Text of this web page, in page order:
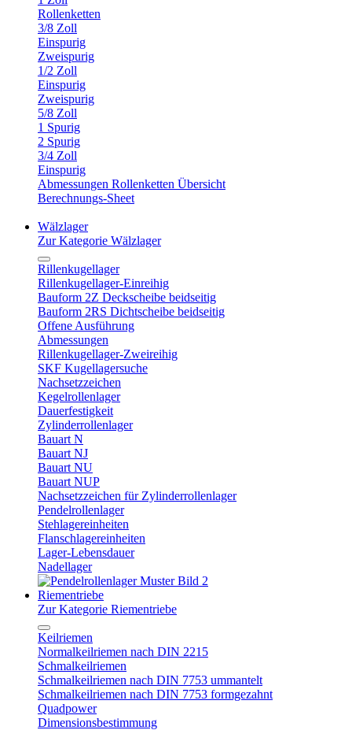
Rollenketten
3/8 Zoll
Einspurig
Zweispurig
1/2 Zoll
Einspurig
Zweispurig
5/8 Zoll
1 Spurig
2 Spurig
3/4 Zoll
Einspurig
Abmessungen Rollenketten Übersicht
Berechnungs-Sheet
Wälzlager
Zur Kategorie Wälzlager
Rillenkugellager
Rillenkugellager-Einreihig
Bauform 2Z Deckscheibe beidseitig
Bauform 2RS Dichtscheibe beidseitig
Offene Ausführung
Abmessungen
Rillenkugellager-Zweireihig
SKF Kugellagersuche
Nachsetzzeichen
Kegelrollenlager
Dauerfestigkeit
Zylinderrollenlager
Bauart N
Bauart NJ
Bauart NU
Bauart NUP
Nachsetzzeichen für Zylinderrollenlager
Pendelrollenlager
Stehlagereinheiten
Flanschlagereinheiten
Lager-Lebensdauer
Nadellager
Riementriebe
Zur Kategorie Riementriebe
Keilriemen
Normalkeilriemen nach DIN 2215
Schmalkeilriemen
Schmalkeilriemen nach DIN 7753 ummantelt
Schmalkeilriemen nach DIN 7753 formgezahnt
Quadpower
Dimensionsbestimmung